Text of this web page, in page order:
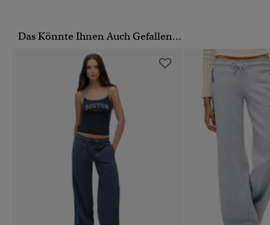
Das Könnte Ihnen Auch Gefallen...